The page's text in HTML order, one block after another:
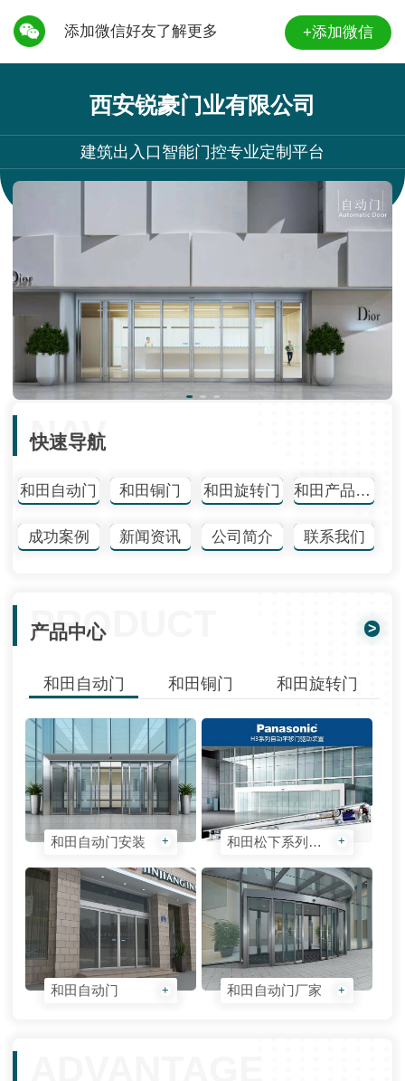
添加微信好友了解更多 +添加微信
西安锐豪门业有限公司
建筑出入口智能门控专业定制平台
NAV
快速导航
和田自动门 和田铜门 和田旋转门 和田产品中心
成功案例 新闻资讯 公司简介 联系我们
PRODUCT
产品中心 >
和田自动门 和田铜门 和田旋转门
和田自动门安装 + 和田松下系列自动门机 +
和田自动门 + 和田自动门厂家 +